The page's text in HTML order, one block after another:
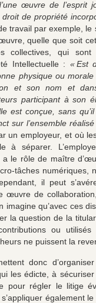
œuvre de l’esprit
de propriété
travail par exemple, le
quelle que soit
collectives, qui sont
Intellectuelle : « Est
physique ou morale
et son nom et
participant à son
est conçue, sans
sur l’ensemble
un employeur, et où
à séparer.
a le rôle de maître
tâches numériques,
il peut
œuvre de
qu’avec ces
la question de la
ou
ne puissent la
donc
les édicte, à
pour régler le litige
également